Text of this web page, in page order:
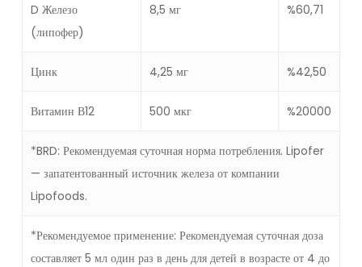
D Железо
(липофер)
8,5 мг %60,71
Цинк 4,25 мг %42,50
Витамин В12 500 мкг %20000
*BRD: Рекомендуемая суточная норма потребления. Lipofer
— запатентованный источник железа от компании
Lipofoods.
*Рекомендуемое применение: Рекомендуемая суточная доза
составляет 5 мл один раз в день для детей в возрасте от 4 до